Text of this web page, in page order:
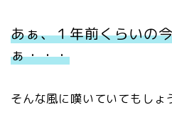
あぁ、１年前くらいの
ぁ・・・
そんな風に嘆いていてもしょ